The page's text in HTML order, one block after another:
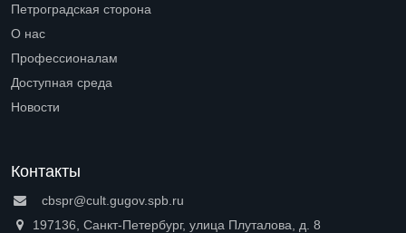
Петроградская сторона
О нас
Профессионалам
Доступная среда
Новости
Контакты
cbspr@cult.gugov.spb.ru
197136, Санкт-Петербург, улица Плуталова, д. 8